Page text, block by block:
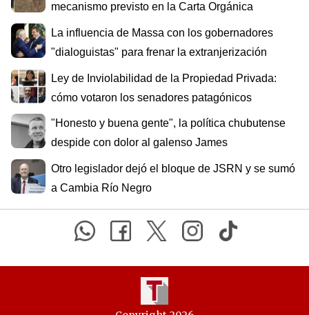
mecanismo previsto en la Carta Orgánica
La influencia de Massa con los gobernadores
"dialoguistas" para frenar la extranjerización
Ley de Inviolabilidad de la Propiedad Privada:
cómo votaron los senadores patagónicos
"Honesto y buena gente", la política chubutense
despide con dolor al galenso James
Otro legislador dejó el bloque de JSRN y se sumó
a Cambia Río Negro